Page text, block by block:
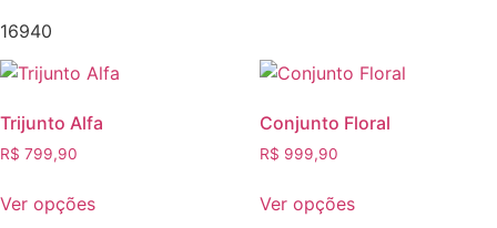
16940
Trijunto Alfa
R$ 799,90
Ver opções
Conjunto Floral
R$ 999,90
Ver opções